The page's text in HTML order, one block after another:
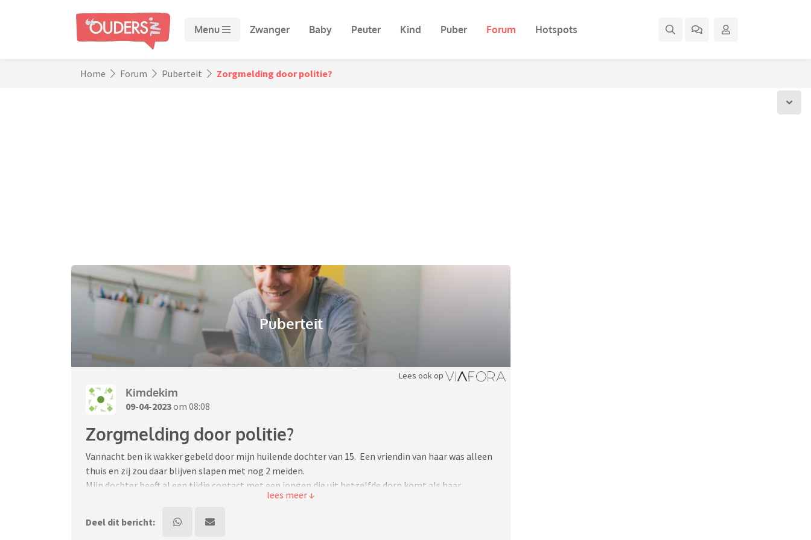
Menu Zwanger Baby Peuter Kind Puber Forum Hotspots
Home Forum Puberteit Zorgmelding door politie?
Puberteit
Lees ook op
Kimdekim
09-04-2023om 08:08
Zorgmelding door politie?
Vannacht ben ik wakker gebeld door mijn huilende dochter van 15. Een vriendin van haar was alleen
thuis en zij zou daar blijven slapen met nog 2 meiden.
Mijn dochter heeft al een tijdje contact met een jongen die uit hetzelfde dorp komt als haar
vriendin. Ik wist dat ze hadden afgesproken dat hij ook zou komen met wat vrienden ( 6 stuks).
Deel dit bericht: